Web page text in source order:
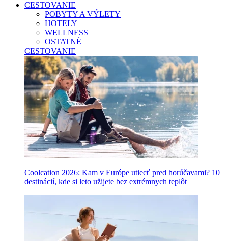
CESTOVANIE
POBYTY A VÝLETY
HOTELY
WELLNESS
OSTATNÉ
CESTOVANIE
Coolcation 2026: Kam v Európe utiecť pred horúčavami? 10
destinácií, kde si leto užijete bez extrémnych teplôt